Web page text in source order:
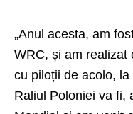
„Anul acesta, am
WRC, și am realizat
cu piloții de acolo,
Raliul Poloniei va fi,